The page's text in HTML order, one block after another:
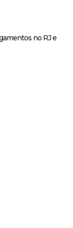
no RJ e